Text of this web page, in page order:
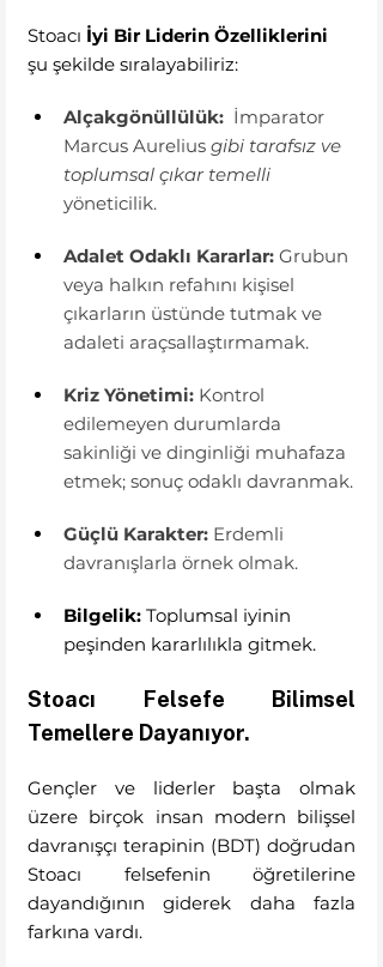
Stoacı İyi Bir Liderin Özelliklerini
şu şekilde sıralayabiliriz:
Alçakgönüllülük:
  İmparator
Marcus Aurelius gibi tarafsız ve
toplumsal çıkar temelli
yöneticilik.
Adalet Odaklı Kararlar: Grubun
veya halkın refahını kişisel
çıkarların üstünde tutmak ve
adaleti araçsallaştırmamak.
Kriz Yönetimi: Kontrol
edilemeyen durumlarda
sakinliği ve dinginliği muhafaza
etmek; sonuç odaklı davranmak.
Güçlü Karakter: Erdemli
davranışlarla örnek olmak.
Bilgelik: Toplumsal iyinin
peşinden kararlılıkla gitmek.
Stoacı Felsefe Bilimsel
Temellere Dayanıyor.
Gençler ve liderler başta olmak
üzere birçok insan modern bilişsel
davranışçı terapinin (BDT) doğrudan
Stoacı felsefenin öğretilerine
dayandığının giderek daha fazla
farkına vardı.